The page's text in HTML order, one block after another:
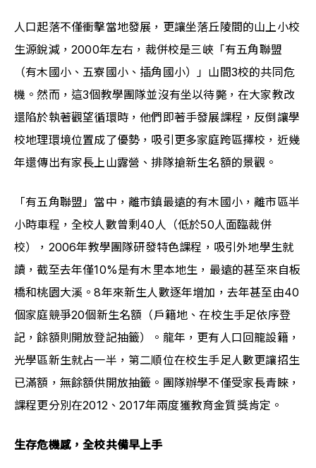
人口起落不僅衝擊當地發展，更讓坐落丘陵間的山上小校
生源銳減，2000年左右，裁併校是三峽「有五角聯盟
（有木國小、五寮國小、插角國小）」山間3校的共同危
機。然而，這3個教學團隊並沒有坐以待斃，在大家教改
還陷於執著觀望循環時，他們即著手發展課程，反倒讓學
校地理環境位置成了優勢，吸引更多家庭跨區擇校，近幾
年還傳出有家長上山露營、排隊搶新生名額的景觀。
「有五角聯盟」當中，離市鎮最遠的有木國小，離市區半
小時車程，全校人數曾剩40人（低於50人面臨裁併
校），2006年教學團隊研發特色課程，吸引外地學生就
讀，截至去年僅10%是有木里本地生，最遠的甚至來自板
橋和桃園大溪。8年來新生人數逐年增加，去年甚至由40
個家庭競爭20個新生名額（戶籍地、在校生手足依序登
記，餘額則開放登記抽籤）。龍年，更有人口回籠設籍，
光學區新生就占一半，第二順位在校生手足人數更讓招生
已滿額，無餘額供開放抽籤。團隊辦學不僅受家長青睞，
課程更分別在2012、2017年兩度獲教育金質獎肯定。
生存危機感，全校共備早上手